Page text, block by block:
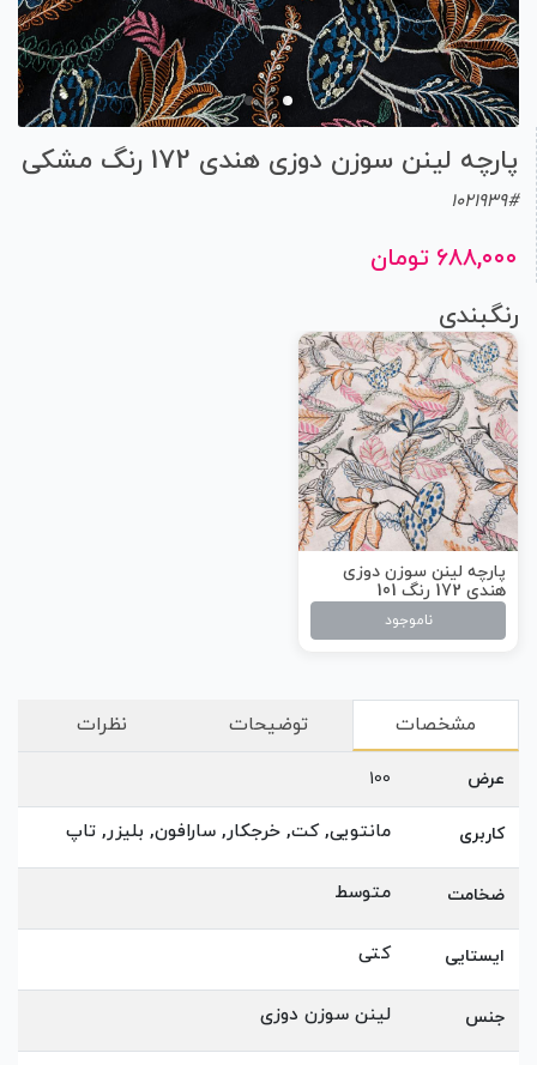
پارچه لینن سوزن دوزی هندی 172 رنگ مشکی
1021939#
۶۸۸,۰۰۰ تومان
رنگبندی
پارچه لینن سوزن دوزی
هندی 172 رنگ 101
ناموجود
مشخصات توضیحات نظرات
عرض 100
کاربری مانتویی, کت, خرجکار, سارافون, بلیزر, تاپ
ضخامت متوسط
ایستایی کتی
جنس لینن سوزن دوزی